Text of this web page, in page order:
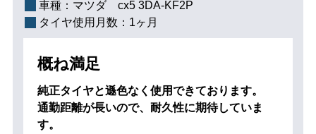
車種： マツダ cx5 3DA-KF2P
タイヤ使用月数： 1ヶ月
概ね満足
純正タイヤと遜色なく使用できております。
通勤距離が長いので、耐久性に期待していま
す。